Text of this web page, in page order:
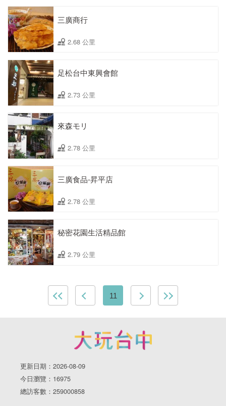
三廣商行
2.68 公里
足松台中東興會館
2.73 公里
來森モリ
2.78 公里
三廣食品-昇平店
2.78 公里
秘密花園生活精品館
2.79 公里
11
更新日期：2026-08-09
今日瀏覽：16975
總訪客數：259000858